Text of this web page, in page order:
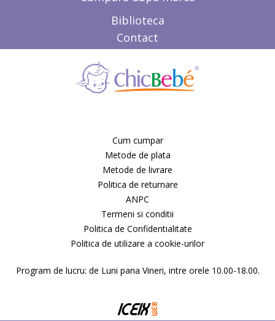
Biblioteca
Contact
Cum cumpar
Metode de plata
Metode de livrare
Politica de returnare
ANPC
Termeni si conditii
Politica de Confidentialitate
Politica de utilizare a cookie-urilor
Program de lucru: de Luni pana Vineri, intre orele 10.00-18.00.